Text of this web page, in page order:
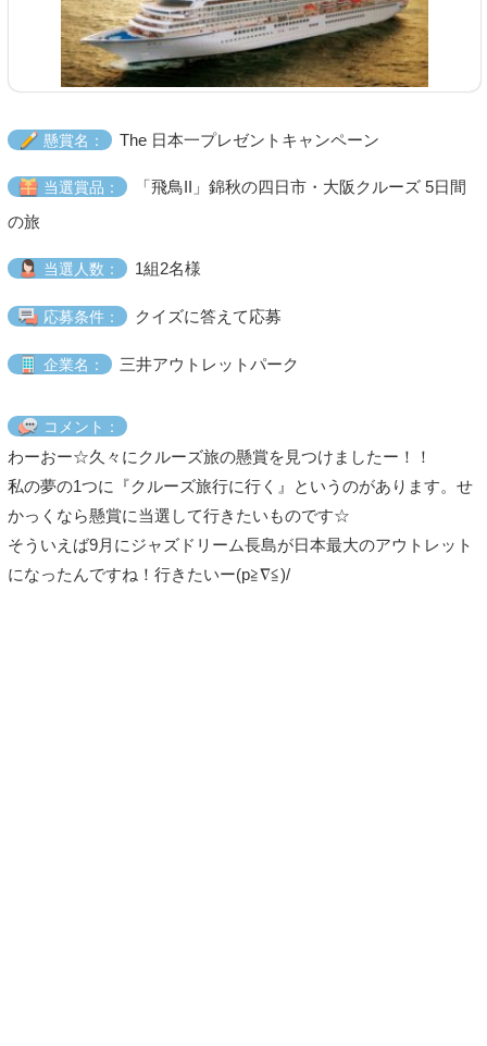
懸賞名： The 日本一プレゼントキャンペーン
当選賞品：
「飛鳥II」錦秋の四日市・大阪クルーズ 5日間
の旅
当選人数： 1組2名様
応募条件： クイズに答えて応募
企業名： 三井アウトレットパーク
コメント：
わーおー☆久々にクルーズ旅の懸賞を見つけましたー！！
私の夢の1つに『クルーズ旅行に行く』というのがあります。せ
かっくなら懸賞に当選して行きたいものです☆
そういえば9月にジャズドリーム長島が日本最大のアウトレット
になったんですね！行きたいー(p≧∇≦)/